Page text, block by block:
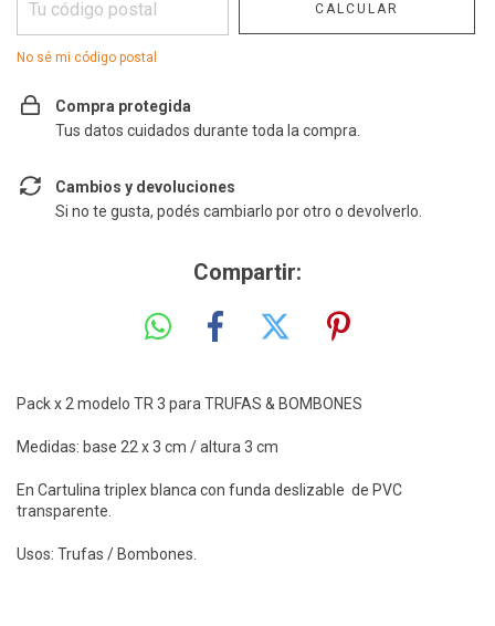
CALCULAR
No sé mi código postal
Compra protegida
Tus datos cuidados durante toda la compra.
Cambios y devoluciones
Si no te gusta, podés cambiarlo por otro o devolverlo.
Compartir:
Pack x 2 modelo TR 3 para TRUFAS & BOMBONES
Medidas: base 22 x 3 cm / altura 3 cm
En Cartulina triplex blanca con funda deslizable de PVC
transparente.
Usos: Trufas / Bombones.